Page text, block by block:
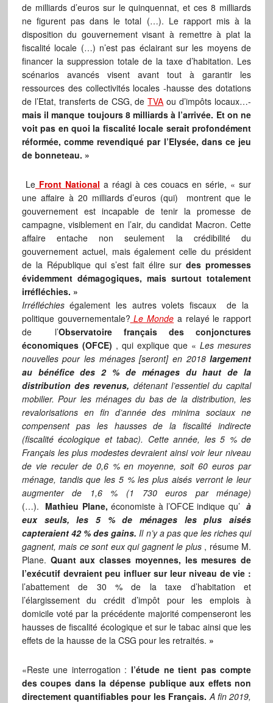
de milliards d’euros sur le quinquennat, et ces 8 milliards
ne figurent pas dans le total (…). Le rapport mis à la
disposition du gouvernement visant à remettre à plat la
fiscalité locale (…) n’est pas éclairant sur les moyens de
financer la suppression totale de la taxe d’habitation. Les
scénarios avancés visent avant tout à garantir les
ressources des collectivités locales -hausse des dotations
de l’Etat, transferts de CSG, deTVA ou d’impôts locaux…-
mais il manque toujours 8 milliards à l’arrivée. Et on ne
voit pas en quoi la fiscalité locale serait profondément
réformée, comme revendiqué par l’Elysée, dans ce jeu
de bonneteau. »
LeFront National a réagi à ces couacs en série, « sur
une affaire à 20 milliards d’euros (qui) montrent que le
gouvernement est incapable de tenir la promesse de
campagne, visiblement en l’air, du candidat Macron. Cette
affaire entache non seulement la crédibilité du
gouvernement actuel, mais également celle du président
de la République qui s’est fait élire sur des promesses
évidemment démagogiques, mais surtout totalement
irréfléchies. »
Irréfléchieségalement les autres volets fiscaux de la
politique gouvernementale? Le Monde a relayé le rapport
de l’Observatoire français des conjonctures
économiques (OFCE) , qui explique que « Les mesures
nouvelles pour les ménages [seront] en 2018largement
au bénéfice des 2 % de ménages du haut de la
distribution des revenus, détenant l’essentiel du capital
mobilier. Pour les ménages du bas de la distribution, les
revalorisations en fin d’année des minima sociaux ne
compensent pas les hausses de la fiscalité indirecte
(fiscalité écologique et tabac). Cette année, les 5 % de
Français les plus modestes devraient ainsi voir leur niveau
de vie reculer de 0,6 % en moyenne, soit 60 euros par
ménage, tandis que les 5 % les plus aisés verront le leur
augmenter de 1,6 % (1 730 euros par ménage)
(…). Mathieu Plane, économiste à l’OFCE indique qu’ à
eux seuls, les 5 % de ménages les plus aisés
capteraient 42 % des gains. Il n’y a pas que les riches qui
gagnent, mais ce sont eux qui gagnent le plus, résume M.
Plane. Quant aux classes moyennes, les mesures de
l’exécutif devraient peu influer sur leur niveau de vie :
l’abattement de 30 % de la taxe d’habitation et
l’élargissement du crédit d’impôt pour les emplois à
domicile voté par la précédente majorité compenseront les
hausses de fiscalité écologique et sur le tabac ainsi que les
effets de la hausse de la CSG pour les retraités. »
«Reste une interrogation : l’étude ne tient pas compte
des coupes dans la dépense publique aux effets non
directement quantifiables pour les Français. A fin 2019,